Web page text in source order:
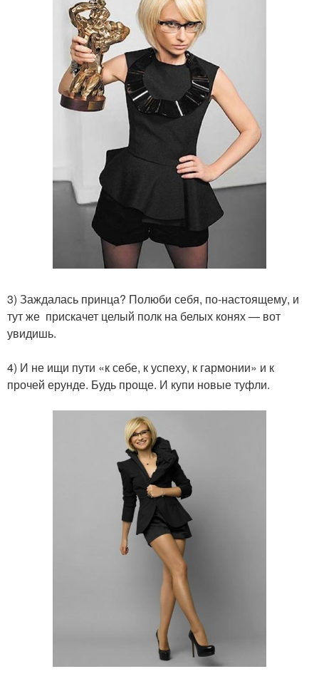
3) Заждалась принца? Полюби себя, по-настоящему, и
тут же прискачет целый полк на белых конях — вот
увидишь.
4) И не ищи пути «к себе, к успеху, к гармонии» и к
прочей ерунде. Будь проще. И купи новые туфли.